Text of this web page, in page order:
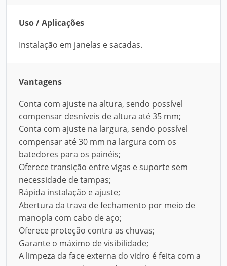
Uso / Aplicações
Instalação em janelas e sacadas.
Vantagens
Conta com ajuste na altura, sendo possível
compensar desníveis de altura até 35 mm;
Conta com ajuste na largura, sendo possível
compensar até 30 mm na largura com os
batedores para os painéis;
Oferece transição entre vigas e suporte sem
necessidade de tampas;
Rápida instalação e ajuste;
Abertura da trava de fechamento por meio de
manopla com cabo de aço;
Oferece proteção contra as chuvas;
Garante o máximo de visibilidade;
A limpeza da face externa do vidro é feita com a